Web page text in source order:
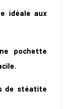
idéale aux
pochette
de stéatite